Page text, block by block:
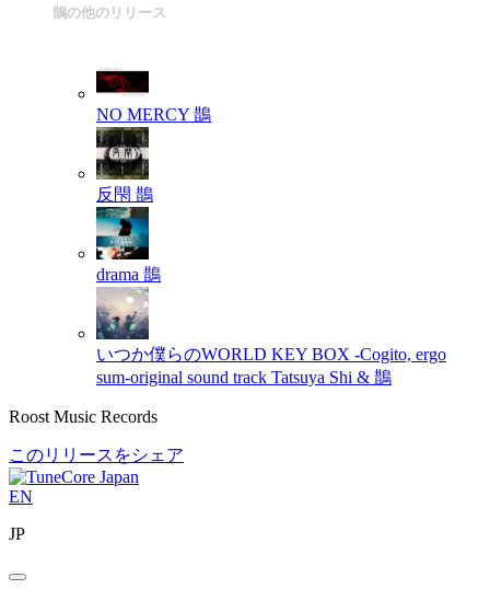
鵲の他のリリース
NO MERCY 鵲
反閇 鵲
drama 鵲
いつか僕らのWORLD KEY BOX -Cogito, ergo
sum-original sound track Tatsuya Shi & 鵲
Roost Music Records
このリリースをシェア
EN
JP